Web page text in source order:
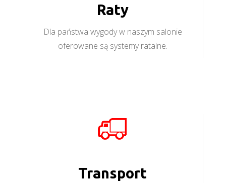
Raty
Dla państwa wygody w naszym salonie
oferowane są systemy ratalne.
Transport